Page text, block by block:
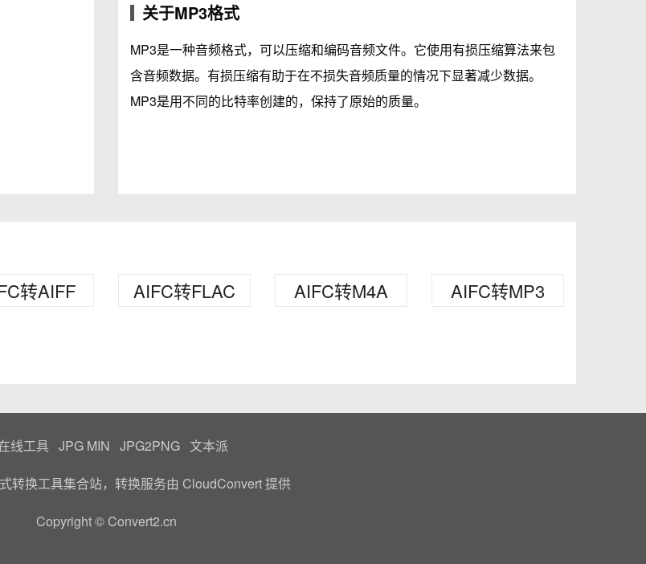
关于MP3格式
MP3是一种音频格式，可以压缩和编码音频文件。它使用有损压缩算法来包
含音频数据。有损压缩有助于在不损失音频质量的情况下显著减少数据。
MP3是用不同的比特率创建的，保持了原始的质量。
转AIFF AIFC转FLAC AIFC转M4A
AIFC转MP3
线工具 JPG MIN JPG2PNG 文本派
转换工具集合站，转换服务由 CloudConvert提供
Copyright © Convert2.cn